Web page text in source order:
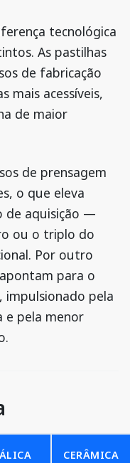
tecnológica
As pastilhas
de fabricação
mais acessíveis,
de maior
de prensagem
o que eleva
de aquisição —
ou o triplo do
Por outro
para o
impulsionado pela
e pela menor
CERÂMICA